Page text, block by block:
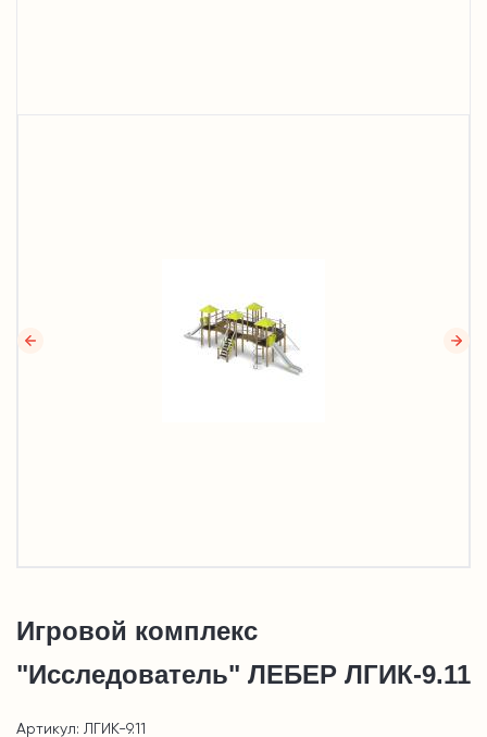
Игровой комплекс
"Исследователь" ЛЕБЕР ЛГИК-9.11
Артикул: ЛГИК-9.11